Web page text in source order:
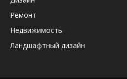
Ремонт
Недвижимость
Ландшафтный дизайн